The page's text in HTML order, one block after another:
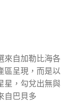
來自加勒比海各
區呈現，而是以
星，勾兌出無與
自巴貝多